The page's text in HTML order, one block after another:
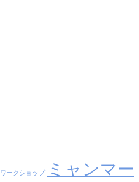
ークショップ ミャンマー